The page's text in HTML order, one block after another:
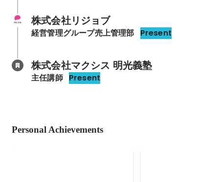
株式会社リジョブ
経営管理グループ売上管理部 Present
株式会社マクシス 明光義塾
主任講師 Present
Personal Achievements